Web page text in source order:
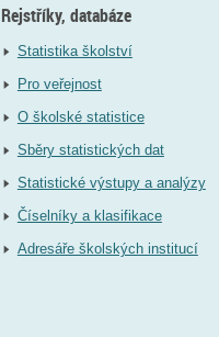
Rejstříky, databáze
Statistika školství
Pro veřejnost
O školské statistice
Sběry statistických dat
Statistické výstupy a analýzy
Číselníky a klasifikace
Adresáře školských institucí